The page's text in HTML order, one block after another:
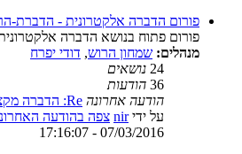
פורום הדברה אלקטרונית - הדברת-
פורום פתוח בנושא הדברה
מנהלים: שמחון הרוש, דודי יפרח
24 נושאים
36 הודעות
הודעה אחרונה Re: הדברה מקצועית
על ידיnir צפה בהודעה
07/03/2016 - 17:16:07